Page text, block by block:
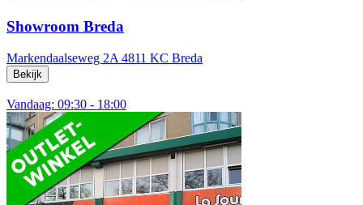
Showroom Breda
Markendaalseweg 2A 4811 KC Breda
Bekijk
Vandaag: 09:30 - 18:00